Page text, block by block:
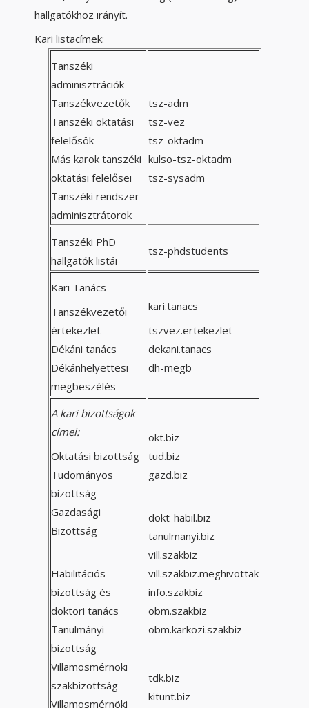
hallgatókhoz irányít.
Kari listacímek:
Tanszéki
adminisztrációk
Tanszékvezetők
Tanszéki oktatási
felelősök
Más karok tanszéki
oktatási felelősei
Tanszéki rendszer-
adminisztrátorok
tsz-adm
tsz-vez
tsz-oktadm
kulso-tsz-oktadm
tsz-sysadm
Tanszéki PhD
hallgatók listái
tsz-phdstudents
Kari Tanács
Tanszékvezetői
értekezlet
Dékáni tanács
Dékánhelyettesi
megbeszélés
kari.tanacs
tszvez.ertekezlet
dekani.tanacs
dh-megb
A kari bizottságok
címei:
Oktatási bizottság
Tudományos
bizottság
Gazdasági
Bizottság
Habilitációs
bizottság és
doktori tanács
Tanulmányi
bizottság
Villamosmérnöki
szakbizottság
Villamosmérnöki
okt.biz
tud.biz
gazd.biz
dokt-habil.biz
tanulmanyi.biz
vill.szakbiz
vill.szakbiz.meghivottak
info.szakbiz
obm.szakbiz
obm.karkozi.szakbiz
tdk.biz
kitunt.biz